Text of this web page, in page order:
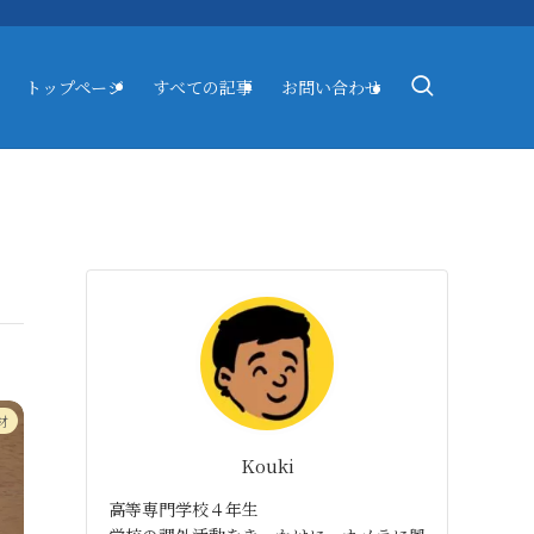
トップページ すべての記事 お問い合わせ
Kouki
高等専門学校４年生